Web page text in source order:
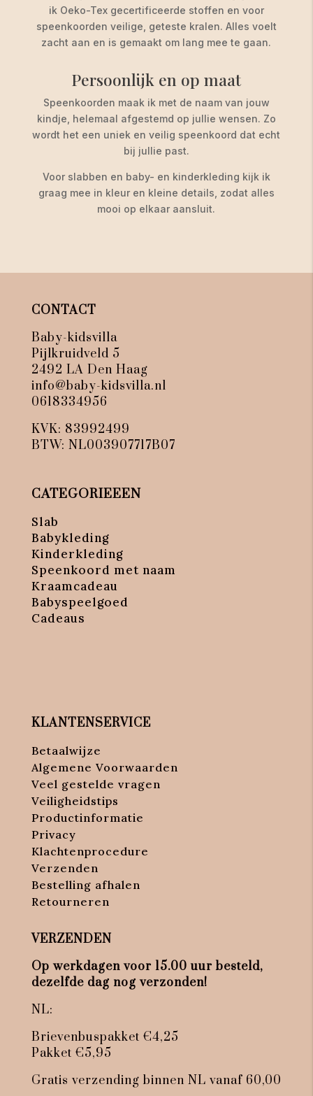
ik Oeko-Tex gecertificeerde stoffen en voor
speenkoorden veilige, geteste kralen. Alles voelt
zacht aan en is gemaakt om lang mee te gaan.
Persoonlijk en op maat
Speenkoorden maak ik met de naam van jouw
kindje, helemaal afgestemd op jullie wensen. Zo
wordt het een uniek en veilig speenkoord dat echt
bij jullie past.
Voor slabben en baby- en kinderkleding kijk ik
graag mee in kleur en kleine details, zodat alles
mooi op elkaar aansluit.
CONTACT
Baby-kidsvilla
Pijlkruidveld 5
2492 LA Den Haag
info@baby-kidsvilla.nl
0618334956
KVK: 83992499
BTW: NL003907717B07
CATEGORIEEEN
Slab
Babykleding
Kinderkleding
Speenkoord met naam
Kraamcadeau
Babyspeelgoed
Cadeaus
KLANTENSERVICE
Betaalwijze
Algemene Voorwaarden
Veel gestelde vragen
Veiligheidstips
Productinformatie
Privacy
Klachtenprocedure
Verzenden
Bestelling afhalen
Retourneren
VERZENDEN
Op werkdagen voor 15.00 uur besteld,
dezelfde dag nog verzonden!
NL:
Brievenbuspakket €4,25
Pakket €5,95
Gratis verzending binnen NL vanaf 60,00